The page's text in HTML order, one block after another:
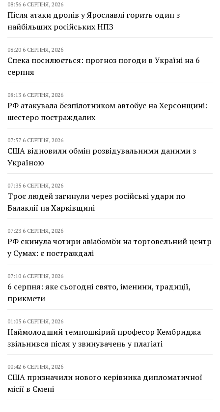
08:56 6 СЕРПНЯ, 2026
Після атаки дронів у Ярославлі горить один з
найбільших російських НПЗ
08:20 6 СЕРПНЯ, 2026
Спека посилюється: прогноз погоди в Україні на 6
серпня
08:13 6 СЕРПНЯ, 2026
РФ атакувала безпілотником автобус на Херсонщині:
шестеро постраждалих
07:57 6 СЕРПНЯ, 2026
США відновили обмін розвідувальними даними з
Україною
07:35 6 СЕРПНЯ, 2026
Троє людей загинули через російські удари по
Балаклії на Харківщині
07:23 6 СЕРПНЯ, 2026
РФ скинула чотири авіабомби на торговельний центр
у Сумах: є постраждалі
07:10 6 СЕРПНЯ, 2026
6 серпня: яке сьогодні свято, іменини, традиції,
прикмети
01:05 6 СЕРПНЯ, 2026
Наймолодший темношкірий професор Кембриджа
звільнився після у звинувачень у плагіаті
00:42 6 СЕРПНЯ, 2026
США призначили нового керівника дипломатичної
місії в Ємені